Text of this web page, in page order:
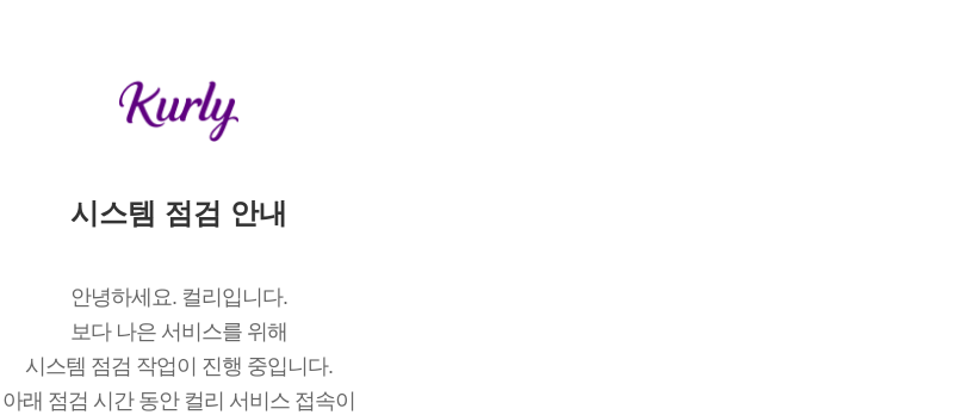
시스템 점검 안내
안녕하세요. 컬리입니다.
보다 나은 서비스를 위해
시스템 점검 작업이 진행 중입니다.
아래 점검 시간 동안 컬리 서비스 접속이